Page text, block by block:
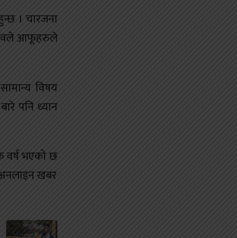
। चारजना
आफूहरुले
विषय
पनि ध्यान
वर्ष भएको छ
खबर